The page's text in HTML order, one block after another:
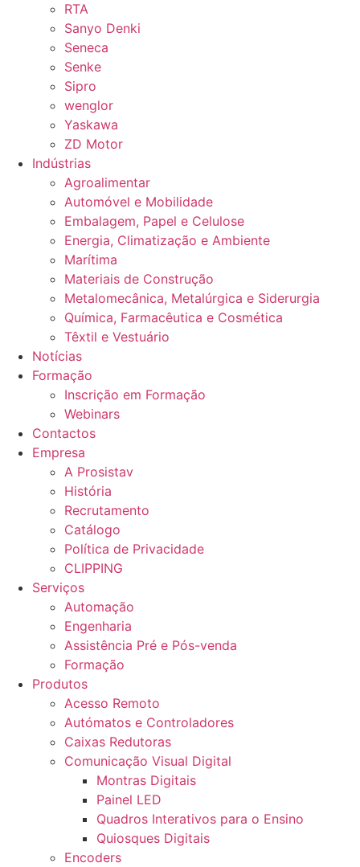
RTA
Sanyo Denki
Seneca
Senke
Sipro
wenglor
Yaskawa
ZD Motor
Indústrias
Agroalimentar
Automóvel e Mobilidade
Embalagem, Papel e Celulose
Energia, Climatização e Ambiente
Marítima
Materiais de Construção
Metalomecânica, Metalúrgica e Siderurgia
Química, Farmacêutica e Cosmética
Têxtil e Vestuário
Notícias
Formação
Inscrição em Formação
Webinars
Contactos
Empresa
A Prosistav
História
Recrutamento
Catálogo
Política de Privacidade
CLIPPING
Serviços
Automação
Engenharia
Assistência Pré e Pós-venda
Formação
Produtos
Acesso Remoto
Autómatos e Controladores
Caixas Redutoras
Comunicação Visual Digital
Montras Digitais
Painel LED
Quadros Interativos para o Ensino
Quiosques Digitais
Encoders